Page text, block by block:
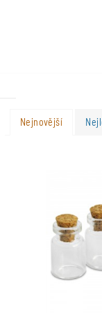
Nejnovější